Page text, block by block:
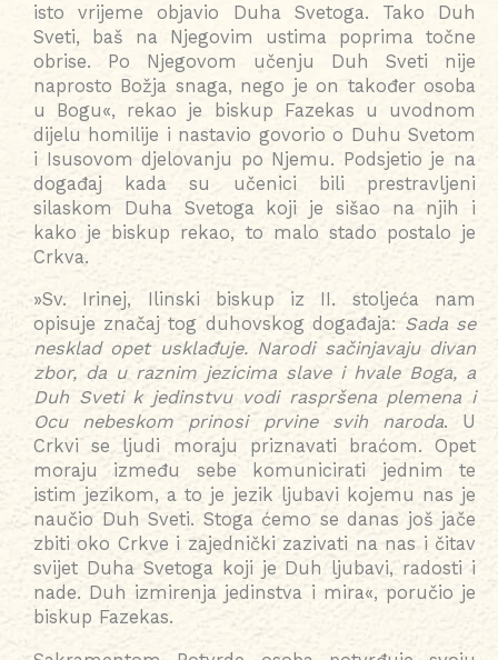
isto vrijeme objavio Duha Svetoga. Tako Duh
Sveti, baš na Njegovim ustima poprima točne
obrise. Po Njegovom učenju Duh Sveti nije
naprosto Božja snaga, nego je on također osoba
u Bogu«, rekao je biskup Fazekas u uvodnom
dijelu homilije i nastavio govorio o Duhu Svetom
i Isusovom djelovanju po Njemu. Podsjetio je na
događaj kada su učenici bili prestravljeni
silaskom Duha Svetoga koji je sišao na njih i
kako je biskup rekao, to malo stado postalo je
Crkva.
»Sv. Irinej, Ilinski biskup iz II. stoljeća nam
opisuje značaj tog duhovskog događaja: Sada se
nesklad opet usklađuje. Narodi sačinjavaju divan
zbor, da u raznim jezicima slave i hvale Boga, a
Duh Sveti k jedinstvu vodi raspršena plemena i
Ocu nebeskom prinosi prvine svih naroda. U
Crkvi se ljudi moraju priznavati braćom. Opet
moraju između sebe komunicirati jednim te
istim jezikom, a to je jezik ljubavi kojemu nas je
naučio Duh Sveti. Stoga ćemo se danas još jače
zbiti oko Crkve i zajednički zazivati na nas i čitav
svijet Duha Svetoga koji je Duh ljubavi, radosti i
nade. Duh izmirenja jedinstva i mira«, poručio je
biskup Fazekas.